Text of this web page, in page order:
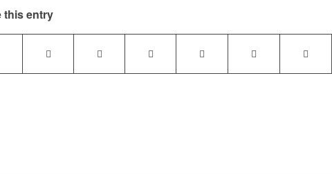
this entry